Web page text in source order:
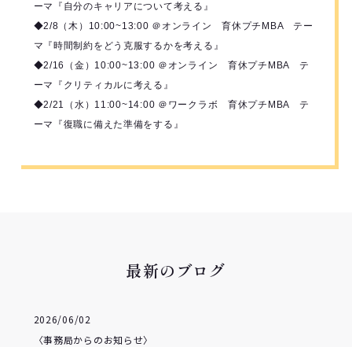
ーマ『自分のキャリアについて考える』
◆2/8（木）10:00~13:00 ＠オンライン 育休プチMBA テー
マ『時間制約をどう克服するかを考える』
◆2/16（金）10:00~13:00 ＠オンライン 育休プチMBA テ
ーマ『クリティカルに考える』
◆2/21（水）11:00~14:00 ＠ワークラボ 育休プチMBA テ
ーマ『復職に備えた準備をする』
最新のブログ
2026/06/02
〈事務局からのお知らせ〉